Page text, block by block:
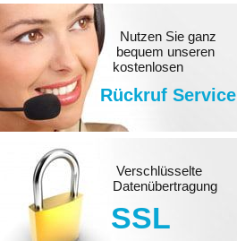
Nutzen Sie ganz
bequem unseren
kostenlosen
Rückruf Service
Verschlüsselte
Datenübertragung
SSL